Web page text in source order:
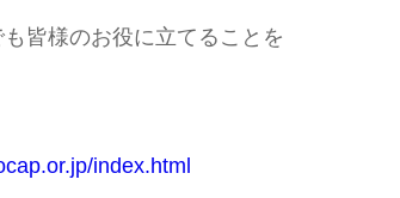
皆様のお役に立てることを
index.html